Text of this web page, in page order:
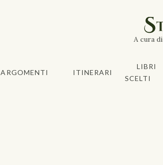
A cura di
ARGOMENTI ITINERARI
LIBRI
SCELTI